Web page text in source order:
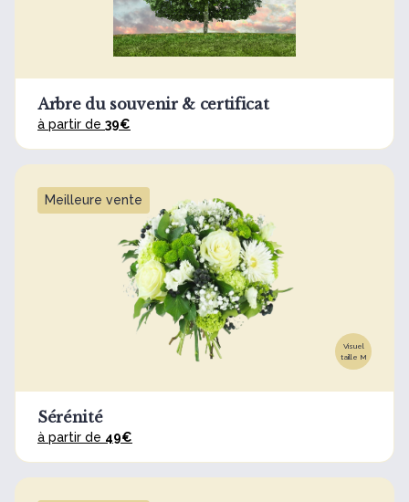
Arbre du souvenir & certificat
à partir de 39€
Meilleure vente
Visuel
taille M
Sérénité
à partir de 49€